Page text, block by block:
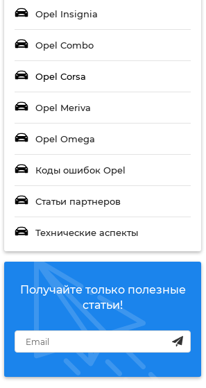
Opel Insignia
Opel Combo
Opel Corsa
Opel Meriva
Opel Omega
Коды ошибок Opel
Статьи партнеров
Технические аспекты
Получайте только полезные
статьи!